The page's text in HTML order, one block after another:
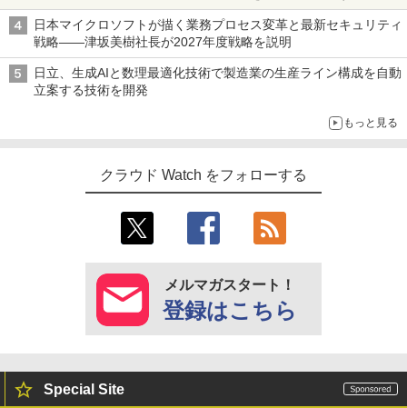
ラムを提供
日本マイクロソフトが描く業務プロセス変革と最新セキュリティ
戦略――津坂美樹社長が2027年度戦略を説明
日立、生成AIと数理最適化技術で製造業の生産ライン構成を自動
立案する技術を開発
もっと見る
クラウド Watch をフォローする
メルマガスタート！
登録はこちら
Special Site